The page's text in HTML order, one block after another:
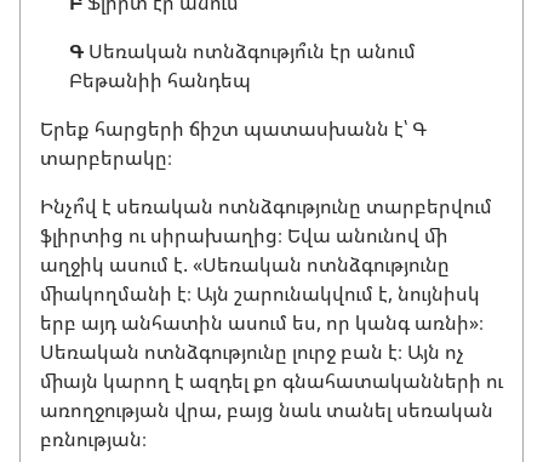
Գ Սեռական ոտնձգությո՞ւն էր անում
Բեթանիի հանդեպ
Երեք հարցերի ճիշտ պատասխանն է՝ Գ
տարբերակը։
Ինչո՞վ է սեռական ոտնձգությունը տարբերվում
ֆլիրտից ու սիրախաղից։ Եվա անունով մի
աղջիկ ասում է. «Սեռական ոտնձգությունը
միակողմանի է։ Այն շարունակվում է, նույնիսկ
երբ այդ անհատին ասում ես, որ կանգ առնի»։
Սեռական ոտնձգությունը լուրջ բան է։ Այն ոչ
միայն կարող է ազդել քո գնահատականների ու
առողջության վրա, բայց նաև տանել սեռական
բռնության։